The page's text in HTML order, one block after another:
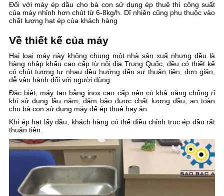
Đối với máy ép dầu cho bà con sử dụng ép thuê thì công suất
của máy nhỉnh hơn chút từ 6-8kg/h. Dĩ nhiên cũng phụ thuộc vào
chất lượng hạt ép của khách hàng
Về thiết kế của máy
Hai loại máy này không chung một nhà sản xuấ nhưng đều là
hàng nhập khẩu cao cấp từ nội địa Trung Quốc, đều có thiết kế
có chút tương tự nhau đều hướng đến sự thuận tiện, đơn giản,
dễ vận hành đối với người dùng
Đặc biệt, máy tạo bằng inox cao cấp nên có khả năng chống rỉ
khi sử dụng lâu năm, đảm bảo được chất lượng dầu, an toàn
cho bà con sử dụng máy để ép thuê hay ăn
Khi ép hạt lấy dầu, khách hàng có thể điều chỉnh trục ép dầu rất
thuận tiện.